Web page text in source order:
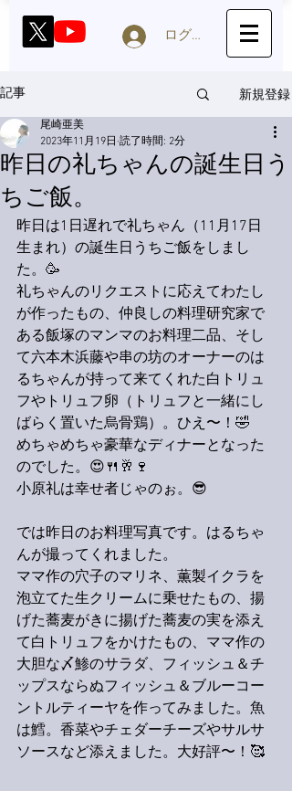
ログイン
記事 新規登録
昨日の礼ちゃんの誕生日う
ちご飯。
尾崎亜美
2023年11月19日 読了時間: 2分
昨日は1日遅れで礼ちゃん（11月17日
生まれ）の誕生日うちご飯をしまし
た。🥳
礼ちゃんのリクエストに応えてわたし
が作ったもの、仲良しの料理研究家で
ある飯塚のマンマのお料理二品、そし
て六本木浜藤や串の坊のオーナーのは
るちゃんが持って来てくれた白トリュ
フやトリュフ卵（トリュフと一緒にし
ばらく置いた烏骨鶏）。ひえ〜！🤣
めちゃめちゃ豪華なディナーとなった
のでした。😍🍴🥂🍷
小原礼は幸せ者じゃのぉ。😎
では昨日のお料理写真です。はるちゃ
んが撮ってくれました。
ママ作の穴子のマリネ、薫製イクラを
泡立てた生クリームに乗せたもの、揚
げた蕎麦がきに揚げた蕎麦の実を添え
て白トリュフをかけたもの、ママ作の
大胆な〆鯵のサラダ、フィッシュ＆チ
ップスならぬフィッシュ＆ブルーコー
ントルティーヤを作ってみました。魚
は鱈。香菜やチェダーチーズやサルサ
ソースなど添えました。大好評〜！🥰